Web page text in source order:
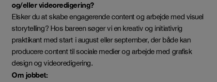
og/eller videoredigering?
Elsker du at skabe engagerende content og arbejde med visuel
storytelling? Hos bareen søger vi en kreativ og initiativrig
praktikant med start i august eller september, der både kan
producere content til sociale medier og arbejde med grafisk
design og videoredigering.
Om jobbet: